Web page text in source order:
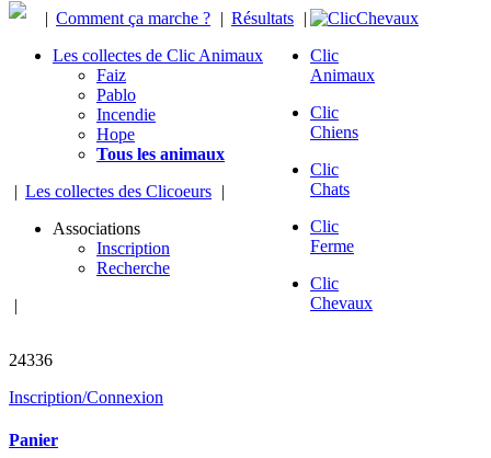
| Comment ça marche ? | Résultats |
Les collectes de Clic Animaux
Faiz
Pablo
Incendie
Hope
Tous les animaux
| Les collectes des Clicoeurs |
Associations
Inscription
Recherche
|
Clic
Animaux
Clic
Chiens
Clic
Chats
Clic
Ferme
Clic
Chevaux
24336
Inscription/Connexion
Panier